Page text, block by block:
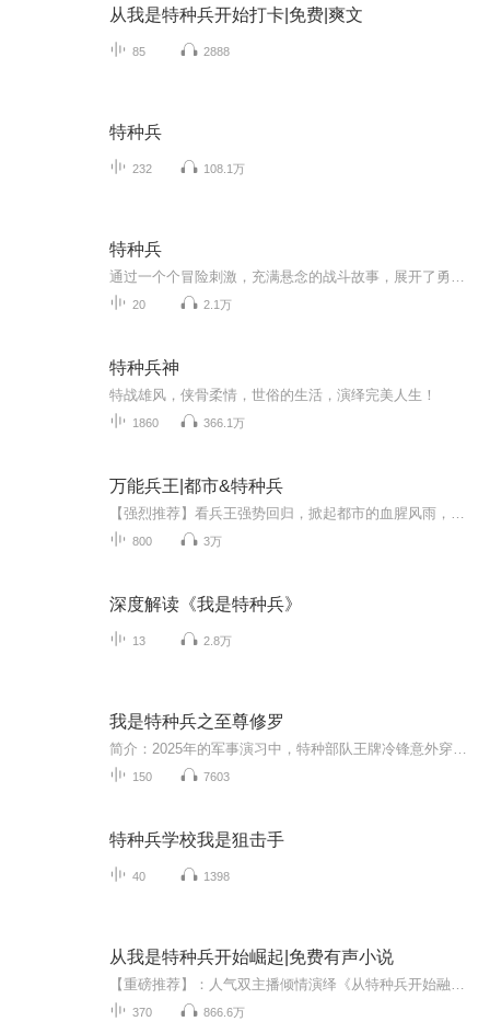
从我是特种兵开始打卡|免费|爽文
85 2888
特种兵
232 108.1万
特种兵
20 2.1万
特种兵神
特战雄风，侠骨柔情，世俗的生活，演绎完美人生！
1860 366.1万
万能兵王|都市&特种兵
800 3万
深度解读《我是特种兵》
13 2.8万
我是特种兵之至尊修罗
150 7603
特种兵学校我是狙击手
40 1398
从我是特种兵开始崛起|免费有声小说
370 866.6万